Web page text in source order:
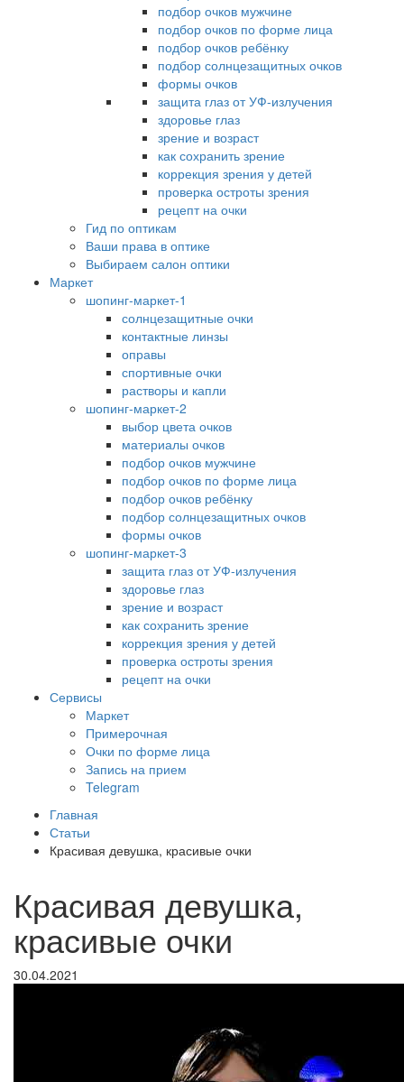
подбор очков мужчине
подбор очков по форме лица
подбор очков ребёнку
подбор солнцезащитных очков
формы очков
защита глаз от УФ-излучения
здоровье глаз
зрение и возраст
как сохранить зрение
коррекция зрения у детей
проверка остроты зрения
рецепт на очки
Гид по оптикам
Ваши права в оптике
Выбираем салон оптики
Маркет
шопинг-маркет-1
солнцезащитные очки
контактные линзы
оправы
спортивные очки
растворы и капли
шопинг-маркет-2
выбор цвета очков
материалы очков
подбор очков мужчине
подбор очков по форме лица
подбор очков ребёнку
подбор солнцезащитных очков
формы очков
шопинг-маркет-3
защита глаз от УФ-излучения
здоровье глаз
зрение и возраст
как сохранить зрение
коррекция зрения у детей
проверка остроты зрения
рецепт на очки
Сервисы
Маркет
Примерочная
Очки по форме лица
Запись на прием
Telegram
Главная
Статьи
Красивая девушка, красивые очки
Красивая девушка,
красивые очки
30.04.2021